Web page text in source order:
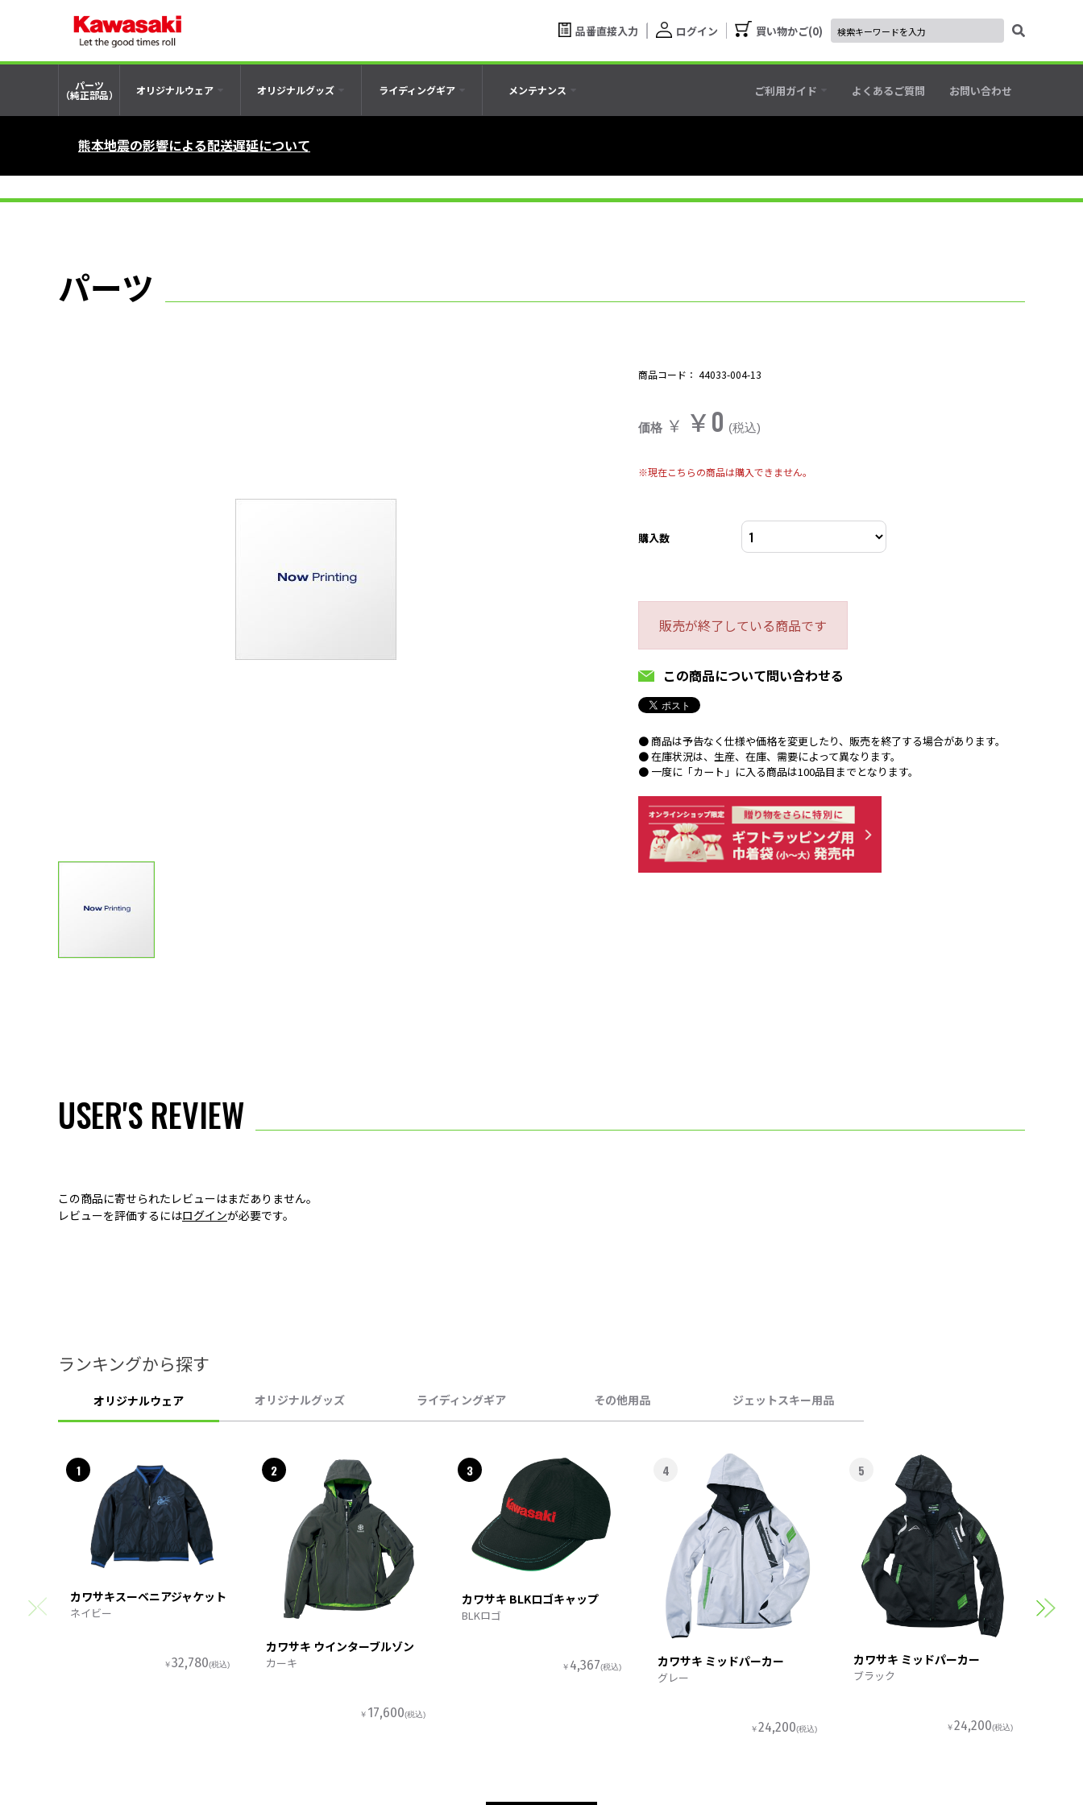
品番直接入力 ログイン 買い物かご 0
パーツ
（純正部品） オリジナルウェア オリジナルグッズ ライディングギア メンテナンス ご利用ガイド よくあるご質問 お問い合わせ
熊本地震の影響による配送遅延について
パーツ
商品コード： 44033-004-13
価格 ￥ ￥0 (税込)
※現在こちらの商品は購入できません。
購入数
販売が終了している商品です
この商品について問い合わせる
● 商品は予告なく仕様や価格を変更したり、販売を終了する場合があります。
● 在庫状況は、生産、在庫、需要によって異なります。
● 一度に「カート」に入る商品は100品目までとなります。
USER'S REVIEW
この商品に寄せられたレビューはまだありません。
レビューを評価するにはログインが必要です。
ランキングから探す
オリジナルウェア オリジナルグッズ ライディングギア その他用品 ジェットスキー用品
1
カワサキスーベニアジャケット
ネイビー
￥32,780(税込)
2
カワサキ ウインターブルゾン
カーキ
￥ 17,600(税込)
3
カワサキ BLKロゴキャップ
BLKロゴ
￥ 4,367(税込)
4
カワサキ ミッドパーカー
グレー
￥24,200(税込)
5
カワサキ ミッドパーカー
ブラック
￥24,200(税込)
スポ